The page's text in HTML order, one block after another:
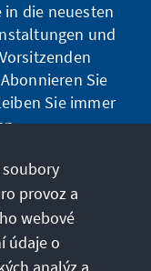
in die neuesten
und
Sie
Sie immer
provoz a
webové
údaje o
analýz a